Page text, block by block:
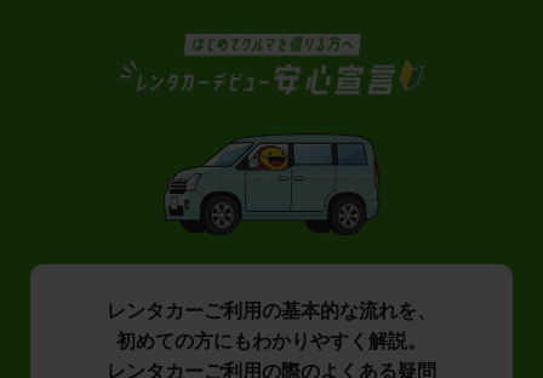
レンタカーご利用の基本的な流れを、
初めての方にもわかりやすく解説。
レンタカーご利用の際のよくある疑問